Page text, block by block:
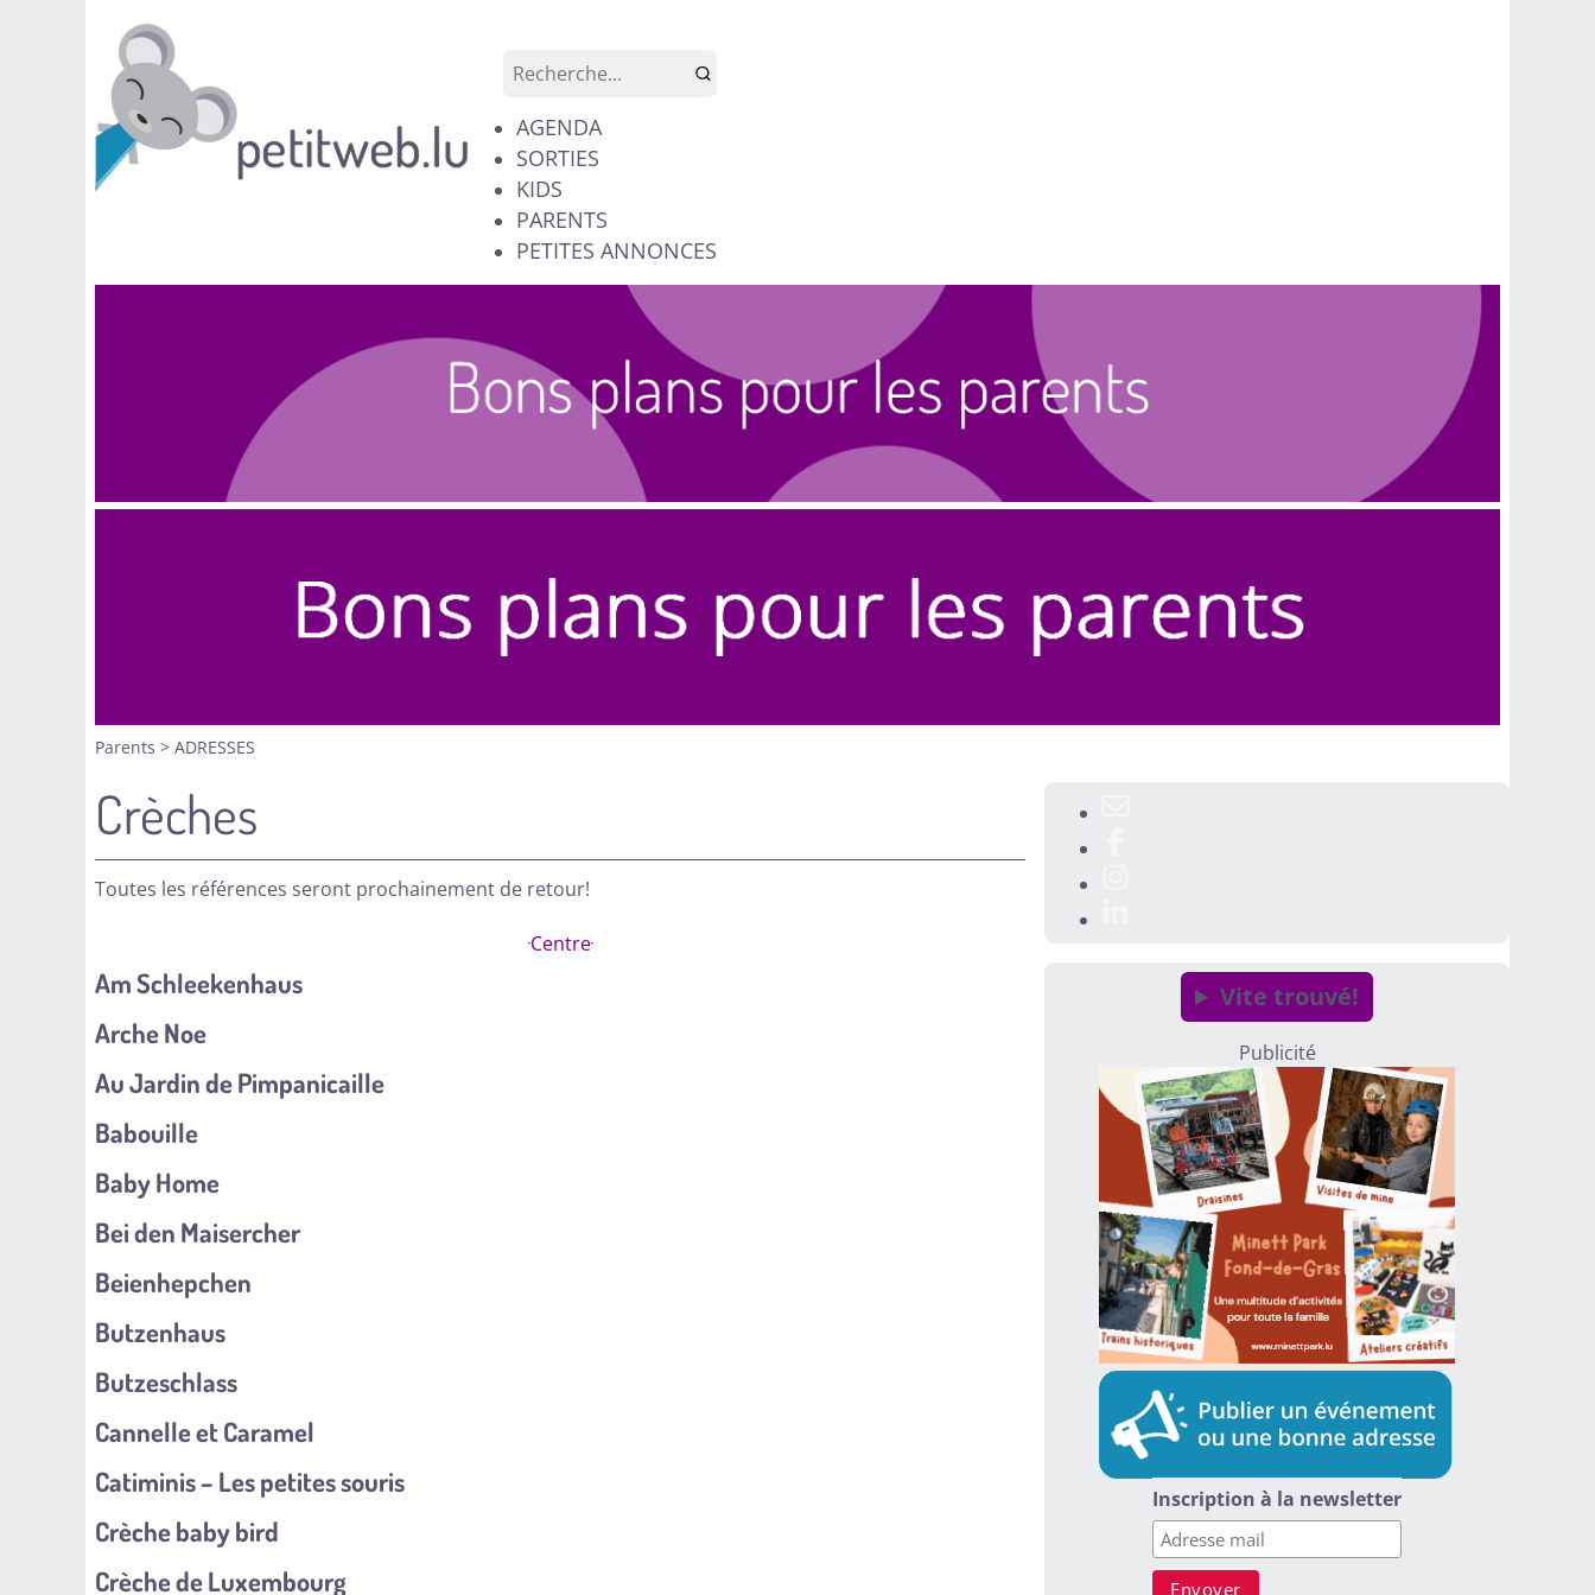
AGENDA
SORTIES
KIDS
PARENTS
PETITES ANNONCES
Parents > ADRESSES
Crèches
Toutes les références seront prochainement de retour!
Centre
Am Schleekenhaus
Arche Noe
Au Jardin de Pimpanicaille
Babouille
Baby Home
Bei den Maisercher
Beienhepchen
Butzenhaus
Butzeschlass
Cannelle et Caramel
Catiminis – Les petites souris
Crèche baby bird
Crèche de Luxembourg
Vite trouvé!
Publicité
Inscription à la newsletter